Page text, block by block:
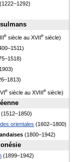
(1222–1292)
e siècle au XVIIe siècle)
e siècle au XVIIIe siècle)
(1512–1850)
orientales (1602–1800)
(1800–1942)
(1899–1942)